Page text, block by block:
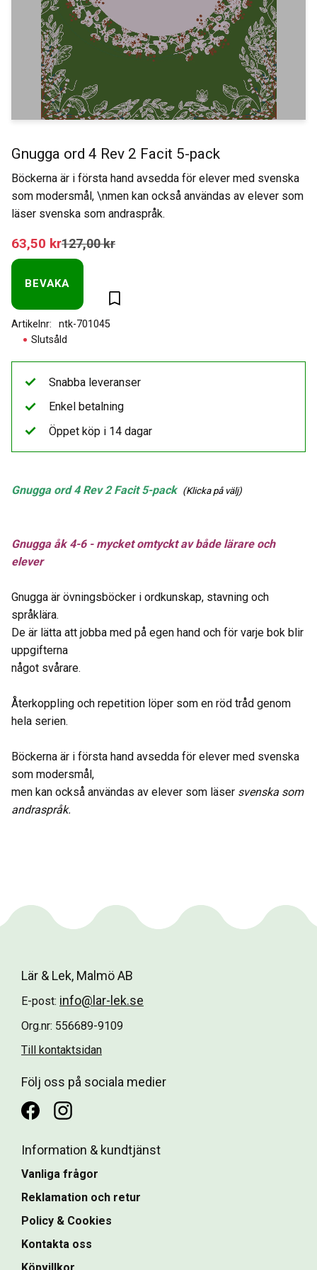
Gnugga ord 4 Rev 2 Facit 5-pack
Böckerna är i första hand avsedda för elever med svenska
som modersmål, \nmen kan också användas av elever som
läser svenska som andraspråk.
Nedsatt pris:
63,50 krOrdinarie pris:
127,00kr
Lägg till i favoriter
BEVAKA
Slutsåld
Artikelnr ntk-701045
Gnugga ord 4 Rev 2 Facit 5-pack (Klicka på välj)
Gnugga åk 4-6 - mycket omtyckt av både lärare och
elever
Gnugga är övningsböcker i ordkunskap, stavning och
språklära.
De är lätta att jobba med på egen hand och för varje bok blir
uppgifterna
något svårare.
Återkoppling och repetition löper som en röd tråd genom
hela serien.
Böckerna är i första hand avsedda för elever med svenska
som modersmål,
men kan också användas av elever som läser svenska som
andraspråk.
Snabba leveranser
Enkel betalning
Öppet köp i 14 dagar
Lär & Lek, Malmö AB
E-post: info@lar-lek.se
Org.nr: 556689-9109
Till kontaktsidan
Följ oss på sociala medier
Information & kundtjänst
Vanliga frågor
Reklamation och retur
Policy & Cookies
Kontakta oss